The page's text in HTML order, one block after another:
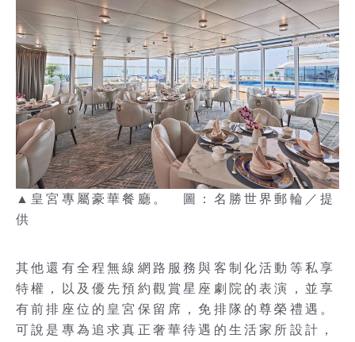
▲皇宮專屬豪華餐廳。 圖：名勝世界郵輪／提
供
其他還有全程無線網路服務與客制化活動等私享
特權，以及優先預約觀賞星座劇院的表演，並享
有前排座位的皇宮保留席，免排隊的尊榮禮遇。
可說是專為追求真正奢華待遇的生活家所設計，